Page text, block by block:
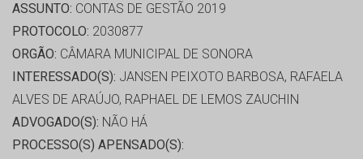
ASSUNTO: CONTAS DE GESTÃO 2019
PROTOCOLO: 2030877
ORGÃO: CÂMARA MUNICIPAL DE SONORA
INTERESSADO(S): JANSEN PEIXOTO BARBOSA, RAFAELA
ALVES DE ARAÚJO, RAPHAEL DE LEMOS ZAUCHIN
ADVOGADO(S): NÃO HÁ
PROCESSO(S) APENSADO(S):